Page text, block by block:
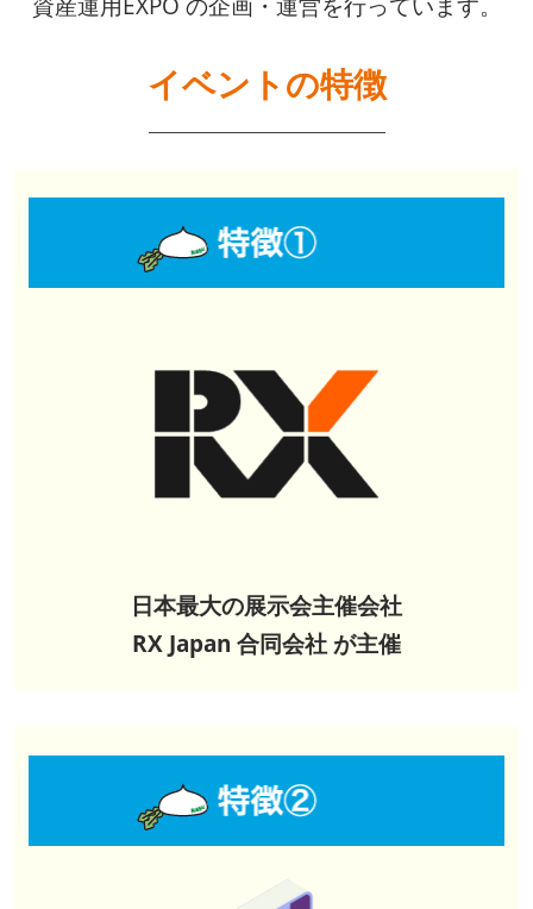
イベントの特徴
日本最大の展示会主催会社
RX Japan 合同会社 が主催